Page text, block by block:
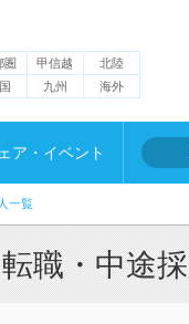
圏 甲信越
北陸
九州 海外
ア・イベント
一覧
職・中途